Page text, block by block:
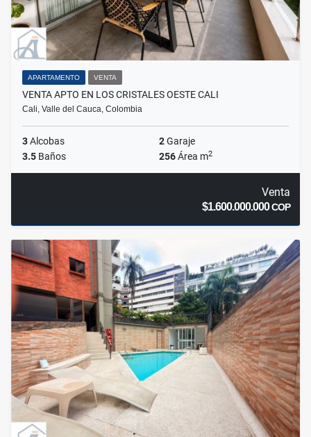
APARTAMENTO VENTA
VENTA APTO EN LOS CRISTALES OESTE CALI
Cali, Valle del Cauca, Colombia
3Alcobas 2Garaje
3.5 Baños 256Área m2
Venta
$1.600.000.000COP